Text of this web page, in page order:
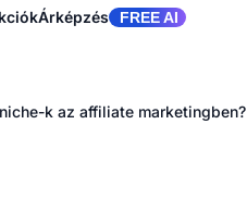
Árképzés FREE AI
k az affiliate marketingben?